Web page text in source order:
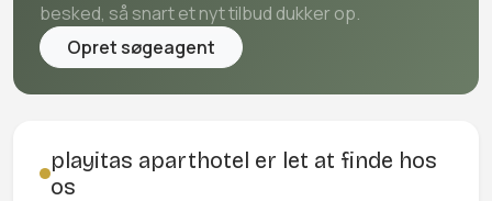
besked, så snart et nyt tilbud dukker op.
Opret søgeagent
playitas aparthotel er let at finde hos
os